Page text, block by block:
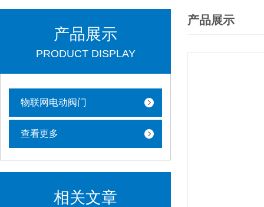
产品展示
PRODUCT DISPLAY
物联网电动阀门
查看更多
相关文章
产品展示